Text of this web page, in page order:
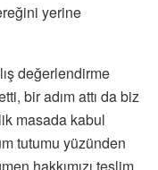
yerine
değerlendirme
bir adım attı da biz
masada kabul
tutumu yüzünden
hakkımızı teslim